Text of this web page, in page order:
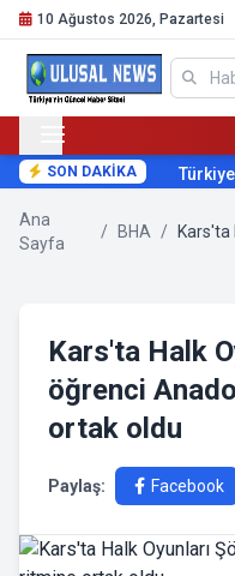
10 Ağustos 2026, Pazartesi
SON DAKİKA
Ana
Sayfa
/ BHA /
Kars'ta Halk
öğrenci
ortak oldu
Paylaş: Facebook